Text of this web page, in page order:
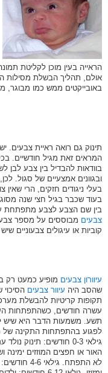
הראייה בעין מוכן לקליטת
אולם, תהליך הבשלת מסילות
באובייקטים ממש כמו מבוגר,
תינוק גם רואה ראיית צבעים.
המראים זאת מגיל חודשיים.
בוודאות להבדיל בין צבע לבן
ובגוונים אמצעיים של סגול.
בעלי ניגודים חזקים, הרי שאין
בעוד שכבר בגיל חצי שנה
בין שם הצבע לצבע מתפתחת עד גיל 4-5. טסטים
צבעים מבוססים על מספר
קוביות או עיגולים צבעוניים
עיוורון צבעים מופיע כמעט רק
שהסב היה עיוור צבעים
תקופות קריטיות להבשלת
עשרה חודשים, כשהתפתחות
תשע. משמעות הדבר היא שיש
לפגוע בהתפתחות התקינה של
גילאי 0-3 חודשים:
האור או חפצים המוזזים ימינה
לא התפתח.